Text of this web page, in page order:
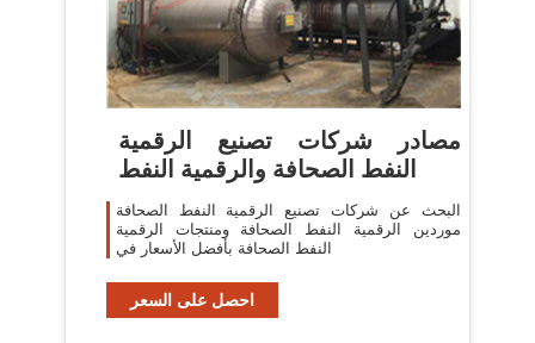
مصادر شركات تصنيع الرقمية
النفط الصحافة والرقمية النفط
البحث عن شركات تصنيع الرقمية النفط الصحافة
موردين الرقمية النفط الصحافة ومنتجات الرقمية
النفط الصحافة بأفضل الأسعار في
احصل على السعر